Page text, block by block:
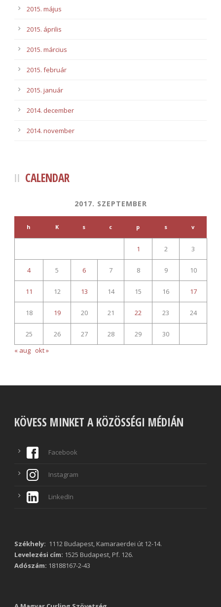
2015. május
2015. április
2015. március
2015. február
2015. január
2014. december
2014. november
CALENDAR
2017. SZEPTEMBER
h K s c p s v
1 2 3
4 5 6 7 8 9 10
11 12 13 14 15 16 17
18 19 20 21 22 23 24
25 26 27 28 29
30
« aug okt »
KÖVESS MINKET A KÖZÖSSÉGI MÉDIÁN
Facebook
Instagram
LinkedIn
Székhely: 1112 Budapest, Kamaraerdei út 12-14.
Levelezési cím: 1525 Budapest, Pf. 126.
Adószám: 18188167-2-43